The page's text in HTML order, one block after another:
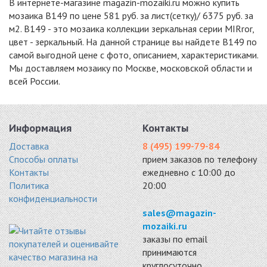
4464 руб. / кв.м.
-15%
стекло 310x310
5100 руб. / кв.м.
стекло 300x300
5148 руб. / кв.м.
стекло 286x320
5525 руб. / кв.м.
-15%
SD42-2
стекло 328x328
5610 руб. / кв.м.
-15%
SH74-5
стекло 286x286
5610 руб. / кв.м.
-15%
S20
стекло 328x328
5780 руб. / кв.м.
-15% -15% -15%
В интернете-магазине magazin-mozaiki.ru можно купить
мозаика B149 по цене 581 руб. за лист(сетку)/ 6375 руб. за
м2. B149 - это мозаика коллекции зеркальная серии MIRror,
цвет - зеркальный. На данной странице вы найдете B149 по
самой выгодной цене с фото, описанием, характеристиками.
Мы доставляем мозаику по Москве, московской области и
всей России.
Информация
Доставка
Способы оплаты
Контакты
Политика
конфиденциальности
Контакты
8 (495) 199-79-84
прием заказов по телефону
ежедневно с 10:00 до
20:00
sales@magazin-
mozaiki.ru
заказы по email
принимаются